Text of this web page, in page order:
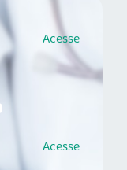
Acesse
Acesse